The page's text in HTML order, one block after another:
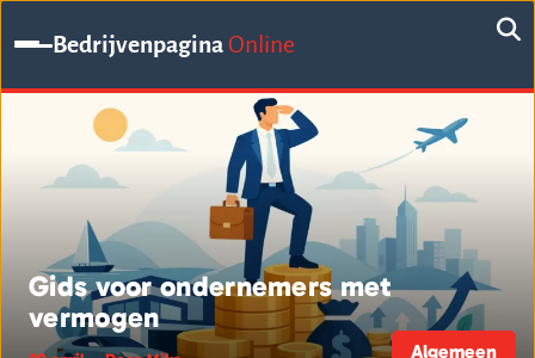
BedrijvenpaginaOnline
Algemeen
Gids voor ondernemers met
vermogen